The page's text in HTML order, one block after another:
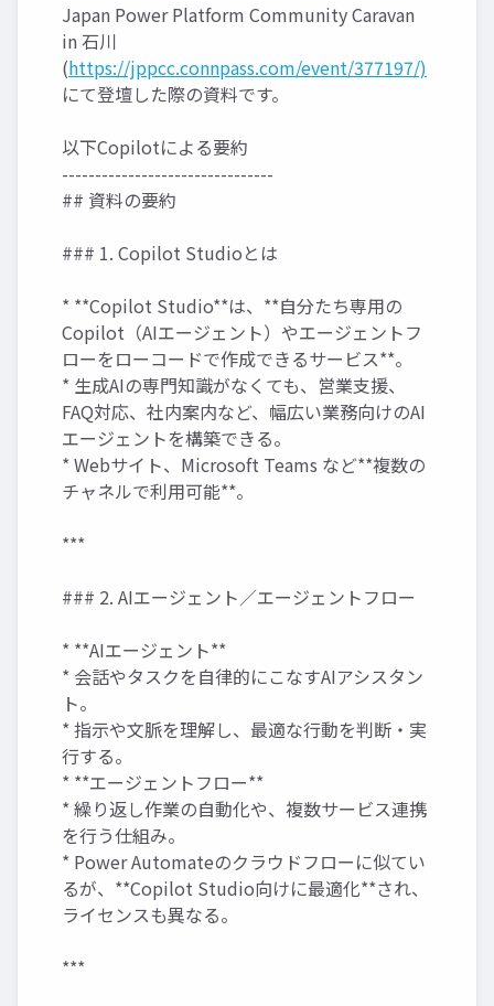
Japan Power Platform Community Caravan
in 石川
(https://jppcc.connpass.com/event/377197/)
にて登壇した際の資料です。
以下Copilotによる要約
--------------------------------
## 資料の要約
### 1. Copilot Studioとは
* **Copilot Studio**は、**自分たち専用の
Copilot（AIエージェント）やエージェントフ
ローをローコードで作成できるサービス**。
* 生成AIの専門知識がなくても、営業支援、
FAQ対応、社内案内など、幅広い業務向けのAI
エージェントを構築できる。
* Webサイト、Microsoft Teams など**複数の
チャネルで利用可能**。
***
### 2. AIエージェント／エージェントフロー
* **AIエージェント**
* 会話やタスクを自律的にこなすAIアシスタン
ト。
* 指示や文脈を理解し、最適な行動を判断・実
行する。
* **エージェントフロー**
* 繰り返し作業の自動化や、複数サービス連携
を行う仕組み。
* Power Automateのクラウドフローに似てい
るが、**Copilot Studio向けに最適化**され、
ライセンスも異なる。
***